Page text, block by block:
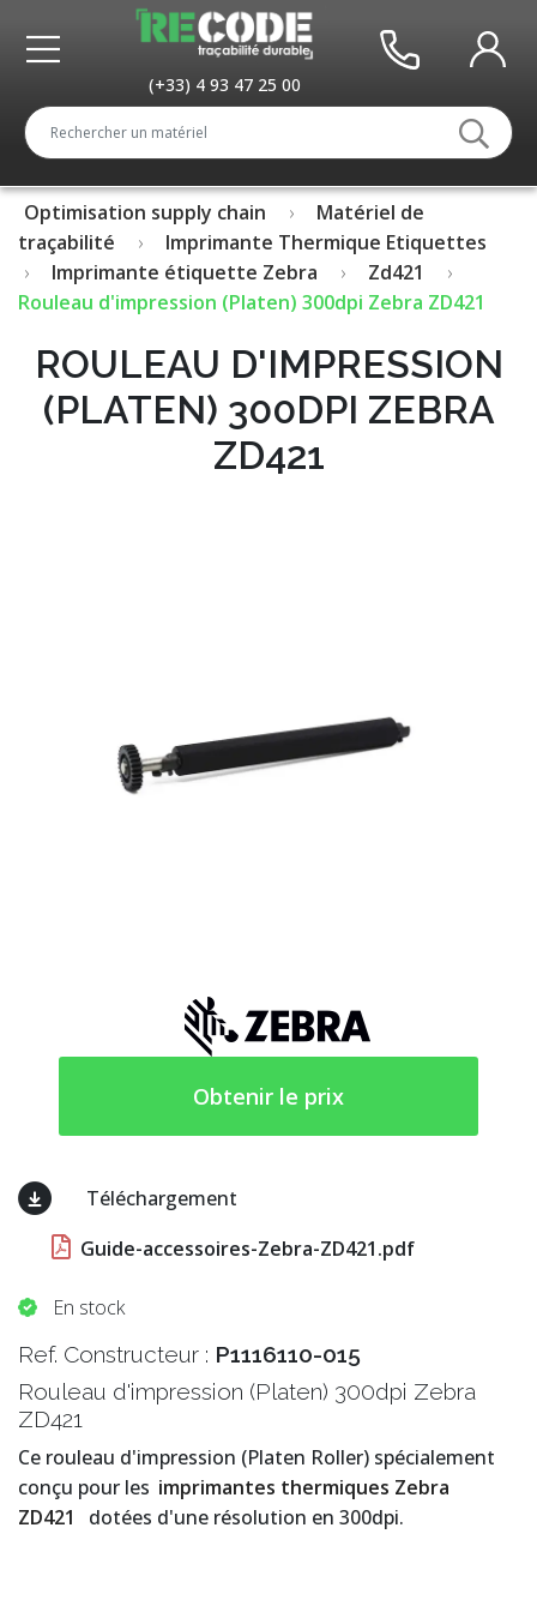
(+33) 4 93 47 25 00
Optimisation supply chain
Matériel de
traçabilité
Imprimante Thermique Etiquettes
Imprimante étiquette Zebra
Zd421
Rouleau d'impression (Platen) 300dpi Zebra ZD421
ROULEAU D'IMPRESSION
(PLATEN) 300DPI ZEBRA
ZD421
Obtenir le prix
Téléchargement
Guide-accessoires-Zebra-ZD421.pdf
En stock
Ref. Constructeur : P1116110-015
Rouleau d'impression (Platen) 300dpi Zebra
ZD421
Ce rouleau d'impression (Platen Roller) spécialement
conçu pour les imprimantes thermiques Zebra
ZD421
dotées d'une résolution en 300dpi.